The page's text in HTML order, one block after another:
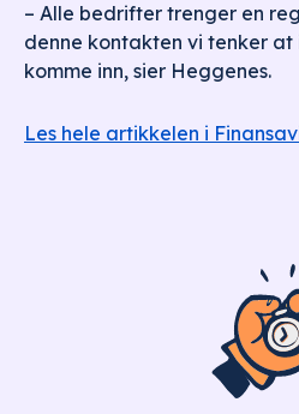
– Alle bedrifter trenger en
denne kontakten vi tenker
komme inn, sier Heggenes.
Les hele artikkelen i